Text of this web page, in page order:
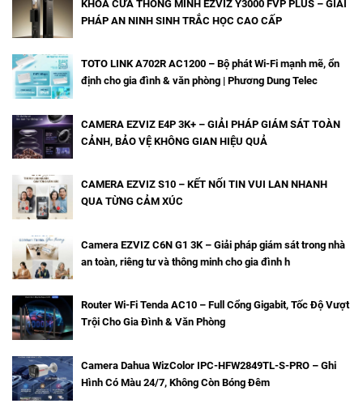
KHÓA CỬA THÔNG MINH EZVIZ Y3000 FVP PLUS – GIẢI
PHÁP AN NINH SINH TRẮC HỌC CAO CẤP
TOTO LINK A702R AC1200 – Bộ phát Wi-Fi mạnh mẽ, ổn
định cho gia đình & văn phòng | Phương Dung Telec
CAMERA EZVIZ E4P 3K+ – GIẢI PHÁP GIÁM SÁT TOÀN
CẢNH, BẢO VỆ KHÔNG GIAN HIỆU QUẢ
CAMERA EZVIZ S10 – KẾT NỐI TIN VUI LAN NHANH
QUA TỪNG CẢM XÚC
Camera EZVIZ C6N G1 3K – Giải pháp giám sát trong nhà
an toàn, riêng tư và thông minh cho gia đình h
Router Wi-Fi Tenda AC10 – Full Cổng Gigabit, Tốc Độ Vượt
Trội Cho Gia Đình & Văn Phòng
Camera Dahua WizColor IPC-HFW2849TL-S-PRO – Ghi
Hình Có Màu 24/7, Không Còn Bóng Đêm